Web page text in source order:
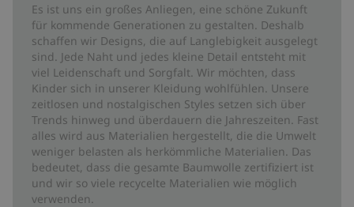
Es ist uns ein großes Anliegen, eine schöne Zukunft
für kommende Generationen zu gestalten. Deshalb
schaffen wir Designs, die auf Langlebigkeit ausgelegt
sind. Jede Naht und jedes kleine Detail entsteht mit
viel Leidenschaft und Sorgfalt. Wir möchten, dass
Kinder sich in unserer Kleidung wohlfühlen. Unsere
zeitlosen und nostalgischen Styles setzen sich über
Trends hinweg und überdauern die Jahreszeiten. Fast
alles wird aus Materialien hergestellt, die die Umwelt
weniger belasten als herkömmliche Materialien. Das
bedeutet, dass die gesamte Baumwolle zertifiziert ist
und wir so viele recycelte Materialien wie möglich
verwenden.